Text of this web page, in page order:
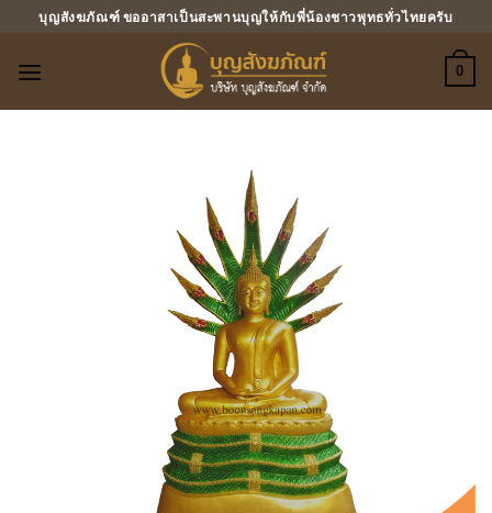
บุญสังฆภัณฑ์ ขออาสาเป็นสะพานบุญให้กับพี่น้องชาวพุทธทั่วไทยครับ
0